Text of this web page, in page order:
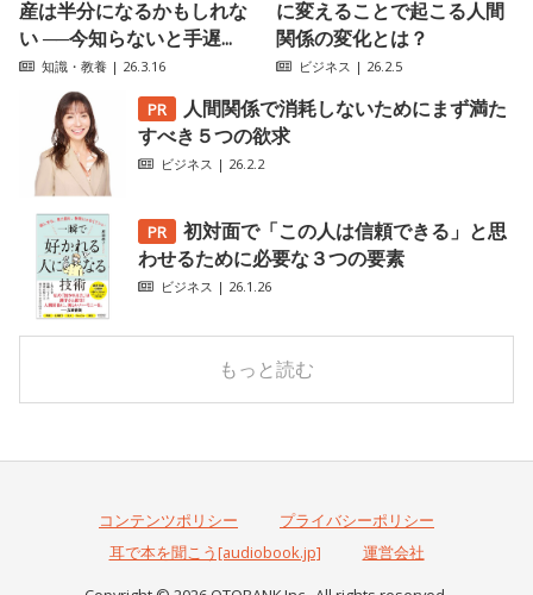
産は半分になるかもしれな
い ──今知らないと手遅...
知識・教養 | 26.3.16
に変えることで起こる人間
関係の変化とは？
ビジネス | 26.2.5
人間関係で消耗しないためにまず満た
すべき５つの欲求
ビジネス | 26.2.2
初対面で「この人は信頼できる」と思
わせるために必要な３つの要素
ビジネス | 26.1.26
もっと読む
コンテンツポリシー
プライバシーポリシー
耳で本を聞こう[audiobook.jp]
運営会社